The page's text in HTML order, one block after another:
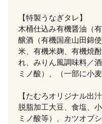
【特製うなぎタレ】
木桶仕込み有機醤油（
醸酒（有機国産山田錦
米、有機米麹、有機焼
れ、みりん風調味料／
ミノ酸）、（一部に小
【たむろオリジナル出汁
脱脂加工大豆、食塩、
ミノ酸等）、カツオブ